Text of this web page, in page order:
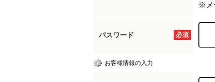
当社提携金融
東村山
おうちのリフォ
※メ
必須
パスワード
お客様情報の入力